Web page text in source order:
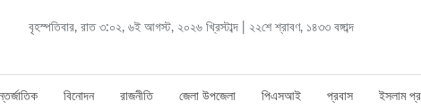
বৃহস্পতিবার, রাত ৩:০২, ৬ই আগস্ট, ২০২৬ খ্রিস্টাব্দ ২২শে শ্রাবণ, ১৪৩৩ বঙ্গাব্দ
বিনোদন রাজনীতি জেলা উপজেলা পিএসআই প্রবাস ইসলাম